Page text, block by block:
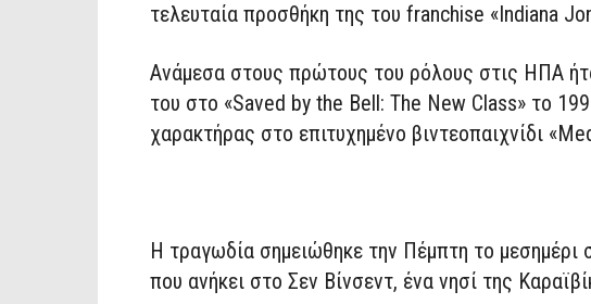
τελευταία προσθήκη της του franchise «Indiana
Ανάμεσα στους πρώτους του ρόλους στις ΗΠΑ
του στο «Saved by the Bell: The New Class» το
χαρακτήρας στο επιτυχημένο βιντεοπαιχνίδι
Η τραγωδία σημειώθηκε την Πέμπτη το μεσημέρι
που ανήκει στο Σεν Βίνσεντ, ένα νησί της